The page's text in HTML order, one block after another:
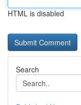
HTML is disabled
Search